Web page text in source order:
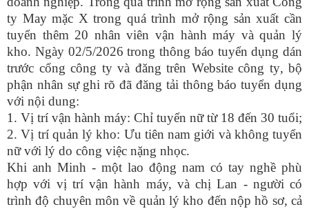
ty May mặc X trong quá trình mở rộng sản xuất cần
tuyển thêm 20 nhân viên vận hành máy và quản lý
kho. Ngày 02/5/2026 trong thông báo tuyển dụng dán
trước cổng công ty và đăng trên Website công ty, bộ
phận nhân sự ghi rõ đã đăng tải thông báo tuyển dụng
với nội dung:
1. Vị trí vận hành máy: Chỉ tuyển nữ từ 18 đến 30 tuổi;
2. Vị trí quản lý kho: Ưu tiên nam giới và không tuyển
nữ với lý do công việc nặng nhọc.
Khi anh Minh - một lao động nam có tay nghề phù
hợp với vị trí vận hành máy, và chị Lan -người có
trình độ chuyên môn về quản lý kho đến nộp hồ sơ, cả